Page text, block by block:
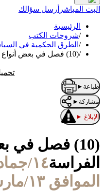
البث المباشر أرسل سؤالك
الرئيسية
/شروحات الكتب
/ الطرق الحكمية في
/(10) فصل في بعض أنواع الفراسة
طباعة ►
مشاركة ►
الإبلاغ ►
(10) فصل في
الفراسة
الموافق ١٣/مارس/٢٠١٧